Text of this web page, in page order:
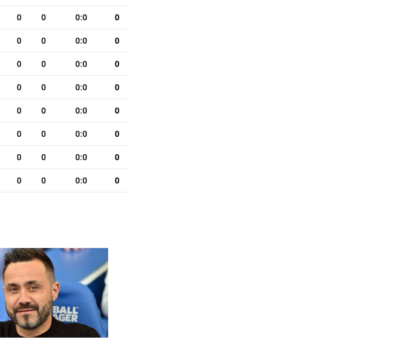
0 0 0:0 0
0 0 0:0 0
0 0 0:0 0
0 0 0:0 0
0 0 0:0 0
0 0 0:0 0
0 0 0:0 0
0 0 0:0 0